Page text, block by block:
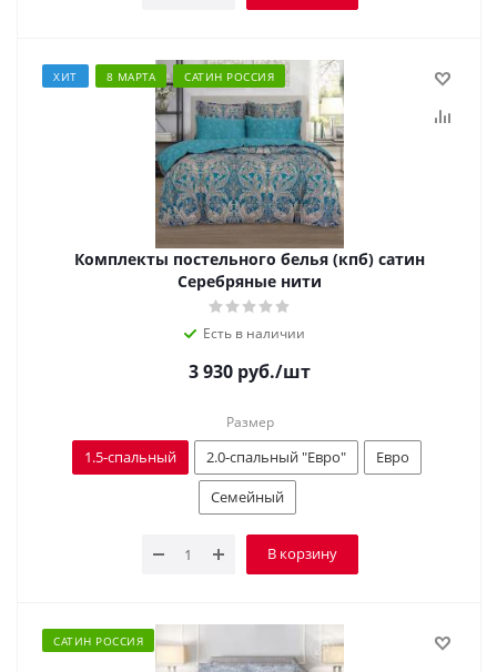
ХИТ 8 МАРТА САТИН РОССИЯ
Комплекты постельного белья (кпб) сатин
Серебряные нити
Есть в наличии
3 930 руб./шт
Размер
1.5-спальный 2.0-спальный "Евро"
Евро
Семейный
В корзину
САТИН РОССИЯ